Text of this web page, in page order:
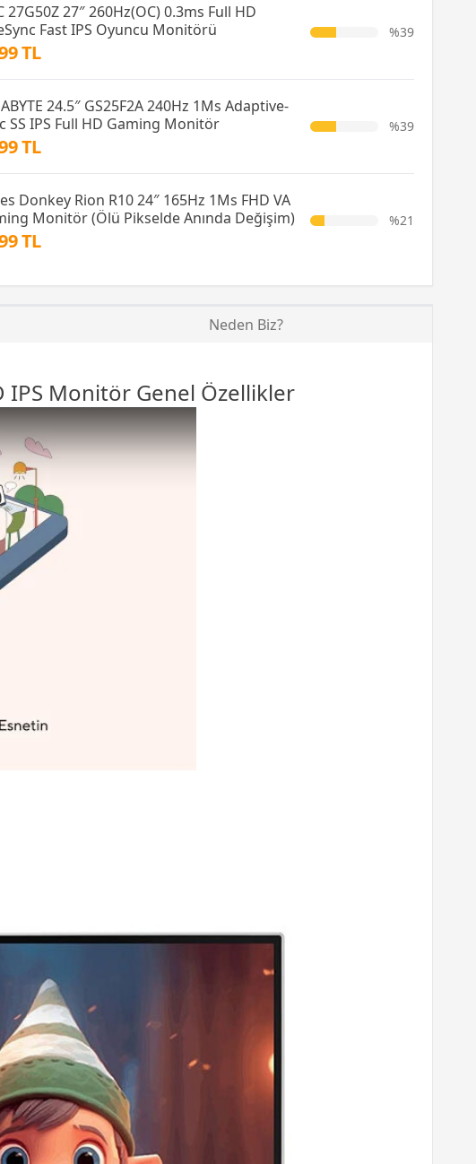
27G50Z 27″ 260Hz(OC) 0.3ms Full HD
Fast IPS Oyuncu Monitörü
TL
%39
24.5″ GS25F2A 240Hz 1Ms Adaptive-
SS IPS Full HD Gaming Monitör
TL
%39
Donkey Rion R10 24″ 165Hz 1Ms FHD VA
Monitör (Ölü Pikselde Anında Değişim)
TL
%21
Neden Biz?
IPS Monitör Genel Özellikler
Smart MS27UC 27″ 60Hz 5ms 4K UHD